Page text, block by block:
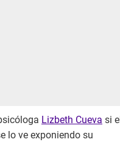
Lizbeth Cueva si el
lo ve exponiendo su